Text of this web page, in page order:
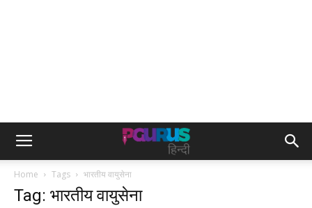
Home Tags भारतीय वायुसेना
Tag: भारतीय वायुसेना